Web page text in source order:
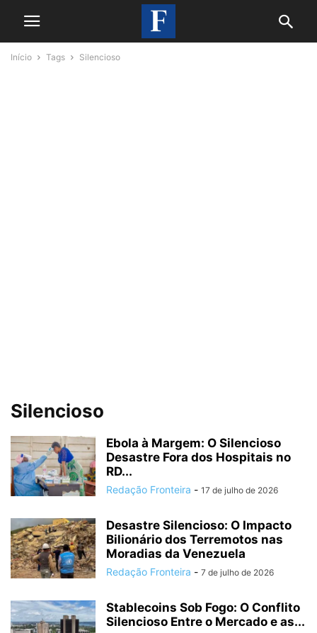
Início Tags Silencioso
Silencioso
Ebola à Margem: O Silencioso
Desastre Fora dos Hospitais no
RD...
Redação Fronteira - 17 de julho de 2026
Desastre Silencioso: O Impacto
Bilionário dos Terremotos nas
Moradias da Venezuela
Redação Fronteira - 7 de julho de 2026
Stablecoins Sob Fogo: O Conflito
Silencioso Entre o Mercado e as...